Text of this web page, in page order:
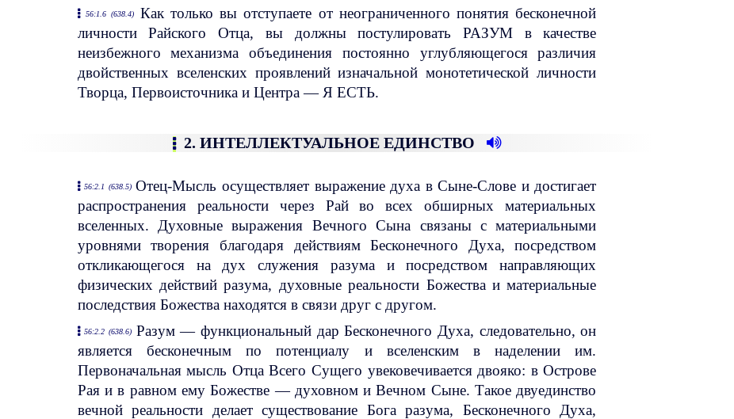
56:1.6 (638.4)
Как только вы отступаете от неограниченного понятия бесконечной
личности Райского Отца, вы должны постулировать РАЗУМ в качестве
неизбежного механизма объединения постоянно углубляющегося различия
двойственных вселенских проявлений изначальной монотетической личности
Творца, Первоисточника и Центра — Я ЕСТЬ.
2. ИНТЕЛЛЕКТУАЛЬНОЕ ЕДИНСТВО
56:2.1 (638.5) Отец-Мысль осуществляет выражение духа в Сыне-Слове и достигает
распространения реальности через Рай во всех обширных материальных
вселенных. Духовные выражения Вечного Сына связаны с материальными
уровнями творения благодаря действиям Бесконечного Духа, посредством
откликающегося на дух служения разума и посредством направляющих
физических действий разума, духовные реальности Божества и материальные
последствия Божества находятся в связи друг с другом.
56:2.2 (638.6) Разум — функциональный дар Бесконечного Духа, следовательно, он
является бесконечным по потенциалу и вселенским в наделении им.
Первоначальная мысль Отца Всего Сущего увековечивается двояко: в Острове
Рая и в равном ему Божестве — духовном и Вечном Сыне. Такое двуединство
вечной реальности делает существование Бога разума, Бесконечного Духа,